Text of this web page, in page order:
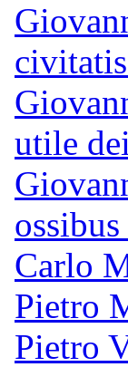
utile
ossibus
Carlo
Pietro
Pietro